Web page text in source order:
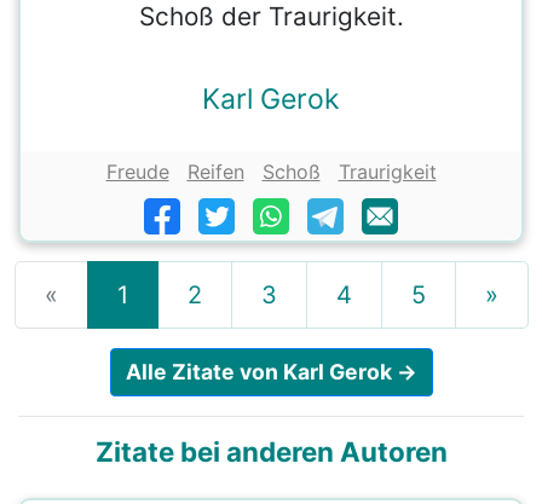
Schoß der Traurigkeit.
Karl Gerok
Freude Reifen Schoß Traurigkeit
« 1 2 3 4 5 »
Alle Zitate von Karl Gerok →
Zitate bei anderen Autoren